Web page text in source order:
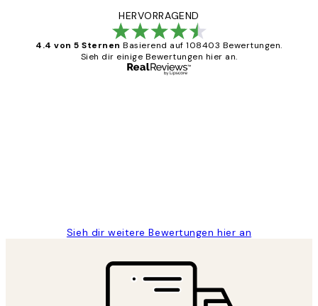
HERVORRAGEND
4.4 von 5 Sternen Basierend auf 108403 Bewertungen.
Sieh dir einige Bewertungen hier an.
Sieh dir weitere Bewertungen hier an